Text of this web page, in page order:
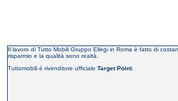
Il lavoro di Tutto Mobili Gruppo Ellegi in Roma è fatto di
risparmio e la qualità sono realtà.
Tuttomobili è rivenditore ufficiale Target Point.